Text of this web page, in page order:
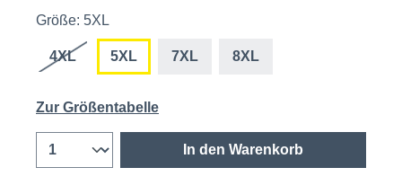
Größe: 5XL
4XL 5XL 7XL 8XL
Zur Größentabelle
In den Warenkorb